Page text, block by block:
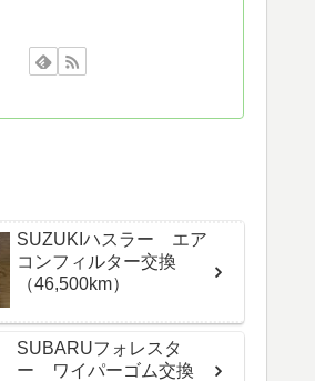
SUZUKIハスラー エア
コンフィルター交換
（46,500km）
SUBARUフォレスタ
ー ワイパーゴム交換